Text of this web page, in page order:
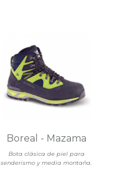
Bota clásica de piel para
senderismo y media montaña.
Boreal - Mazama